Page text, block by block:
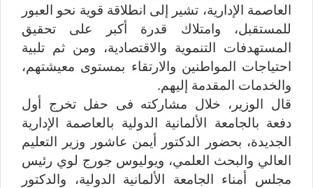
العاصمة الإدارية، تشير إلى انطلاقة قوية نحو العبور
للمستقبل، وامتلاك قدرة أكبر على تحقيق
المستهدفات التنموية والاقتصادية، ومن ثم تلبية
احتياجات المواطنين والارتقاء بمستوى معيشتهم،
والخدمات المقدمة إليهم.
قال الوزير، خلال مشاركته فى حفل تخرج أول
دفعة بالجامعة الألمانية الدولية بالعاصمة الإدارية
الجديدة، بحضور الدكتور أيمن عاشور وزير التعليم
العالي والبحث العلمي، ويوليوس جورج لوي رئيس
مجلس أمناء الجامعة الألمانية الدولية، والدكتور